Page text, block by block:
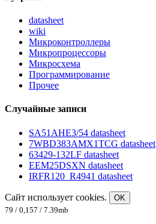
datasheet
wiki
Микроконтроллеры
Микропроцессоры
Микросхема
Программирование
Прочее
Случайные записи
SA51AHE3/54 datasheet
7WBD383AMX1TCG datasheet
63429-132LF datasheet
EEM25DSXN datasheet
IRFR120_R4941 datasheet
Сайт использует cookies.
OK
79 / 0,157 / 7.39mb